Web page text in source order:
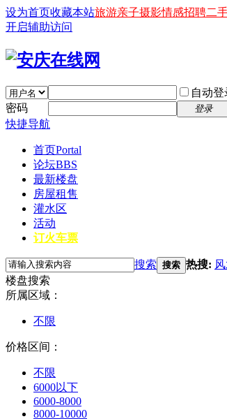
设为首页收藏本站旅游亲子摄影情感招聘二
开启辅助访问
自动登
密码
登录
快捷导航
首页Portal
论坛BBS
最新楼盘
房屋租售
灌水区
活动
订火车票
搜索 搜索 热搜:
楼盘搜索
所属区域：
不限
价格区间：
不限
6000以下
6000-8000
8000-10000